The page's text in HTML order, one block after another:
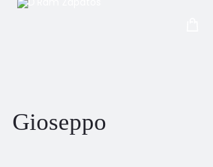
Gioseppo